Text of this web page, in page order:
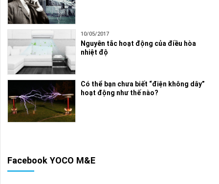
10/05/2017
Nguyên tắc hoạt động của điều hòa
nhiệt độ
Có thể bạn chưa biết “điện không dây”
hoạt động như thế nào?
Facebook YOCO M&E